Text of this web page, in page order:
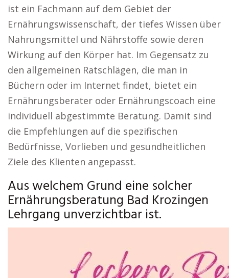
ist ein Fachmann auf dem Gebiet der
Ernährungswissenschaft, der tiefes Wissen über
Nahrungsmittel und Nährstoffe sowie deren
Wirkung auf den Körper hat. Im Gegensatz zu
den allgemeinen Ratschlägen, die man in
Büchern oder im Internet findet, bietet ein
Ernährungsberater oder Ernährungscoach eine
individuell abgestimmte Beratung. Damit sind
die Empfehlungen auf die spezifischen
Bedürfnisse, Vorlieben und gesundheitlichen
Ziele des Klienten angepasst.
Aus welchem Grund eine solcher
Ernährungsberatung Bad Krozingen
Lehrgang unverzichtbar ist.